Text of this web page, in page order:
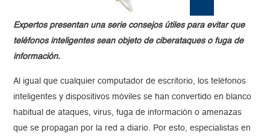
Expertos presentan una serie consejos útiles para evitar que
teléfonos inteligentes sean objeto de ciberataques o fuga de
información.
Al igual que cualquier computador de escritorio, los teléfonos
inteligentes y dispositivos móviles se han convertido en blanco
habitual de ataques, virus, fuga de información o amenazas
que se propagan por la red a diario. Por esto, especialistas en